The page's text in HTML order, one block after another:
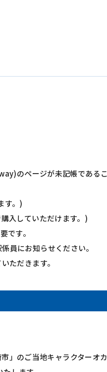
のページが未記帳である
す。)
入していただけます。)
です。
員にお知らせください。
ただきます。
」のご当地キャラクター